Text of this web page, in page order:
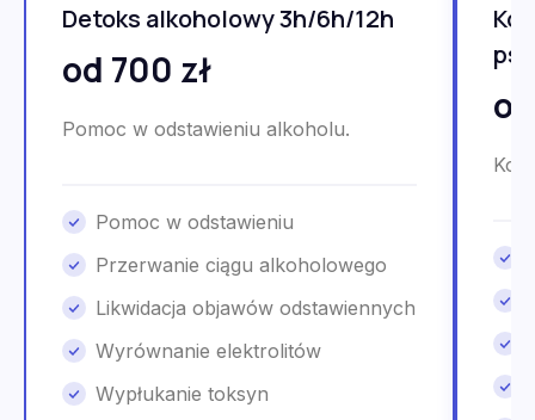
Detoks alkoholowy 3h/6h/12h
od 700 zł
Pomoc w odstawieniu alkoholu.
Pomoc w odstawieniu
Przerwanie ciągu alkoholowego
Likwidacja objawów odstawiennych
Wyrównanie elektrolitów
Wypłukanie toksyn